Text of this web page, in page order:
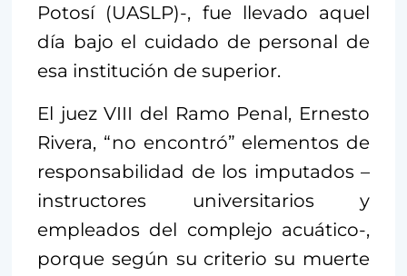
Potosí (UASLP)-, fue llevado aquel
día bajo el cuidado de personal de
esa institución de superior.
El juez VIII del Ramo Penal, Ernesto
Rivera, “no encontró” elementos de
responsabilidad de los imputados –
instructores universitarios y
empleados del complejo acuático-,
porque según su criterio su muerte